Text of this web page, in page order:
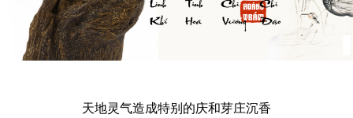
天地灵气造成特别的庆和芽庄沉香